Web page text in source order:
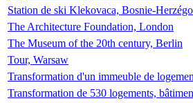
Station de ski Klekovaca, Bosnie-
The Architecture Foundation, London
The Museum of the 20th century, Berlin
Tour, Warsaw
Transformation d'un immeuble de
Transformation de 530 logements,